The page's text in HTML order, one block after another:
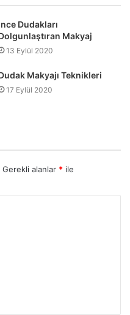
Dudakları
Makyaj
13 Eylül 2020
Makyajı Teknikleri
17 Eylül 2020
Gerekli alanlar * ile